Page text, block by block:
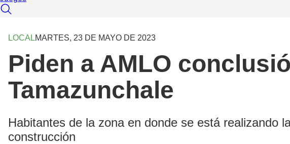
LOCALMARTES, 23 DE MAYO DE 2023
Piden a AMLO
Tamazunchale
Habitantes de la zona en donde se está realizando
construcción